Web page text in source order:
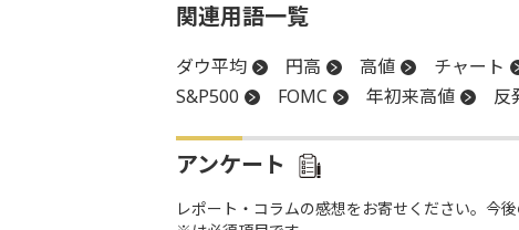
関連用語一覧
ダウ平均 円高 高値 チャート
S&P500
FOMC 年初来高値 反
アンケート
レポート・コラムの感想をお寄せください。今